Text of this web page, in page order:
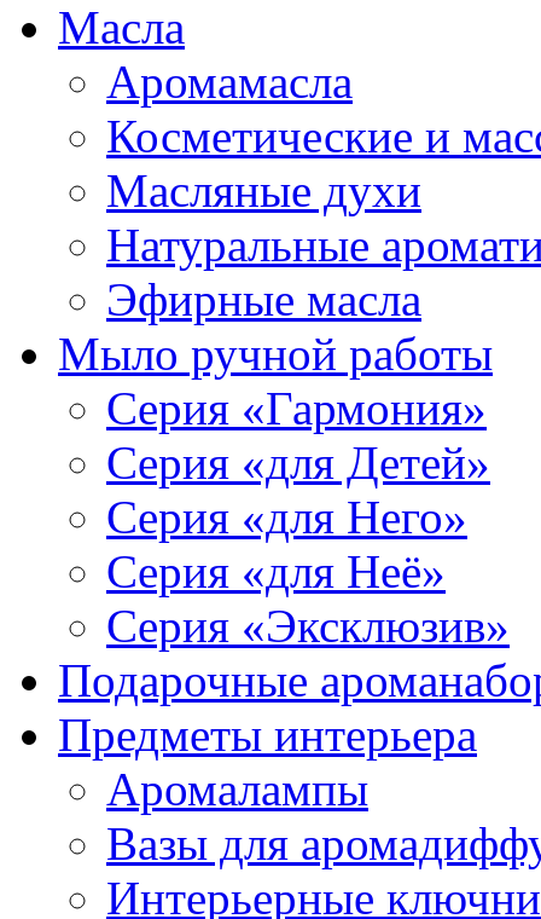
Масла
Аромамасла
Косметические и
Масляные духи
Натуральные
Эфирные масла
Мыло ручной работы
Серия «Гармония»
Серия «для Детей»
Серия «для Него»
Серия «для Неё»
Серия «Эксклюзив»
Подарочные
Предметы интерьера
Аромалампы
Вазы для
Интерьерные